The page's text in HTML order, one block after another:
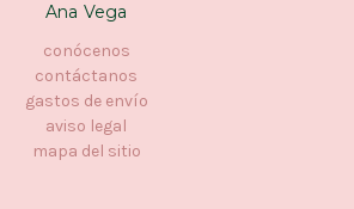
Ana Vega
conócenos
contáctanos
gastos de envío
aviso legal
mapa del sitio